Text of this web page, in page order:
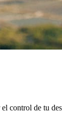
control de tu